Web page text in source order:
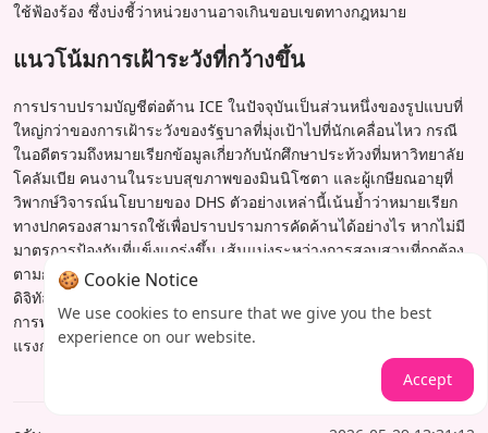
ใช้ฟ้องร้อง ซึ่งบ่งชี้ว่าหน่วยงานอาจเกินขอบเขตทางกฎหมาย
แนวโน้มการเฝ้าระวังที่กว้างขึ้น
การปราบปรามบัญชีต่อต้าน ICE ในปัจจุบันเป็นส่วนหนึ่งของรูปแบบที่
ใหญ่กว่าของการเฝ้าระวังของรัฐบาลที่มุ่งเป้าไปที่นักเคลื่อนไหว กรณี
ในอดีตรวมถึงหมายเรียกข้อมูลเกี่ยวกับนักศึกษาประท้วงที่มหาวิทยาลัย
โคลัมเบีย คนงานในระบบสุขภาพของมินนิโซตา และผู้เกษียณอายุที่
วิพากษ์วิจารณ์นโยบายของ DHS ตัวอย่างเหล่านี้เน้นย้ำว่าหมายเรียก
ทางปกครองสามารถใช้เพื่อปราบปรามการคัดค้านได้อย่างไร หากไม่มี
มาตรการป้องกันที่แข็งแกร่งขึ้น เส้นแบ่งระหว่างการสอบสวนที่ถูกต้อง
ตามกฎหมายและการข่มขู่ยังคงเลือนลางอย่างอันตราย เมื่อแพลตฟอร์ม
ดิจิทัลกลายเป็นศูนย์กลางของการสนทนาสาธารณะ ความสามารถใน
การพูดโดยไม่เปิดเผยตัวตนกำลังเผชิญกับอนาคตที่ไม่แน่นอนภายใต้
แรงกดดันจากรัฐบาลที่เพิ่มขึ้น
🍪 Cookie Notice
We use cookies to ensure that we give you the best
experience on our website.
Accept